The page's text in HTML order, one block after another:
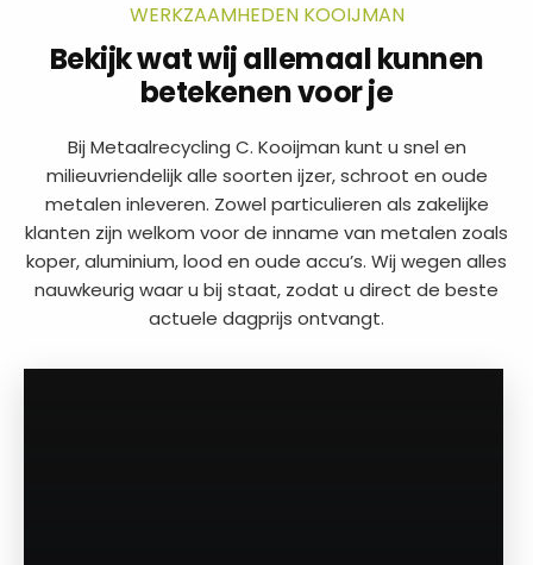
WERKZAAMHEDEN KOOIJMAN
Bekijk wat wij allemaal kunnen
betekenen voor je
Bij Metaalrecycling C. Kooijman kunt u snel en
milieuvriendelijk alle soorten ijzer, schroot en oude
metalen inleveren. Zowel particulieren als zakelijke
klanten zijn welkom voor de inname van metalen zoals
koper, aluminium, lood en oude accu’s. Wij wegen alles
nauwkeurig waar u bij staat, zodat u direct de beste
actuele dagprijs ontvangt.